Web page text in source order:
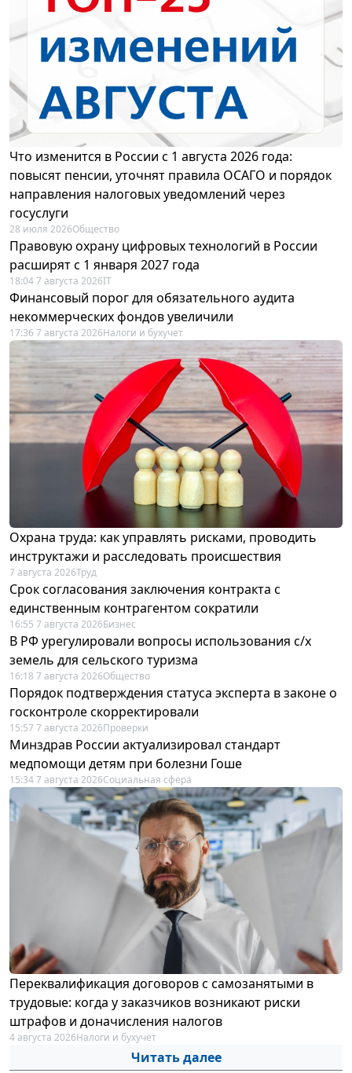
Что изменится в России с 1 августа 2026 года:
повысят пенсии, уточнят правила ОСАГО и порядок
направления налоговых уведомлений через
госуслуги
28 июля 2026Общество
Правовую охрану цифровых технологий в России
расширят с 1 января 2027 года
18:04 7 августа 2026IT
Финансовый порог для обязательного аудита
некоммерческих фондов увеличили
17:36 7 августа 2026Налоги и бухучет
Охрана труда: как управлять рисками, проводить
инструктажи и расследовать происшествия
7 августа 2026Труд
Срок согласования заключения контракта с
единственным контрагентом сократили
16:55 7 августа 2026Бизнес
В РФ урегулировали вопросы использования с/х
земель для сельского туризма
16:18 7 августа 2026Общество
Порядок подтверждения статуса эксперта в законе о
госконтроле скорректировали
15:57 7 августа 2026Проверки
Минздрав России актуализировал стандарт
медпомощи детям при болезни Гоше
15:34 7 августа 2026Социальная сфера
Переквалификация договоров с самозанятыми в
трудовые: когда у заказчиков возникают риски
штрафов и доначисления налогов
4 августа 2026Налоги и бухучет
Читать далее